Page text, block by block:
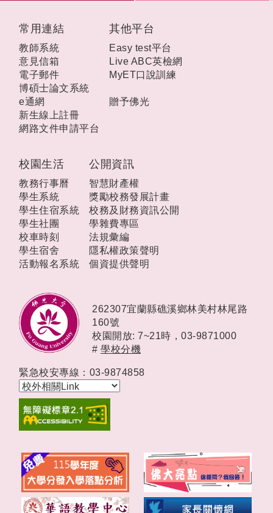
校園生活
教務行事曆
學生系統
學生住宿系統
學生社團
校車時刻
學生宿舍
活動報名系統
公開資訊
智慧財產權
獎勵校務發展計畫
校務及財務資訊公開
學雜費專區
法規彙編
隱私權政策聲明
個資提供聲明
常用連結
教師系統
意見信箱
電子郵件
博碩士論文系統
e通網
新生線上註冊
網路文件申請平台
其他平台
Easy test平台
Live ABC英檢網
MyET口說訓練
贈予佛光
262307宜蘭縣礁溪鄉林美村林尾路
160號
校園開放: 7~21時， 03-9871000
# 學校分機
緊急校安專線：03-9874858